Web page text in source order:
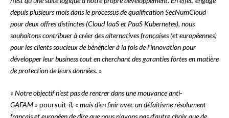
depuis plusieurs mois dans le processus de qualification SecNumCloud
pour deux offres distinctes (Cloud IaaS et PaaS Kubernetes), nous
souhaitons contribuer à créer des alternatives françaises (et européennes)
pour les clients soucieux de bénéficier à la fois de l’innovation pour
développer leur business tout en cherchant des garanties fortes en matière
de protection de leurs données. »
« Notre objectif n’est pas de rentrer dans une mouvance anti-
GAFAM »poursuit-il, « mais d’en finir avec un défaitisme résolument